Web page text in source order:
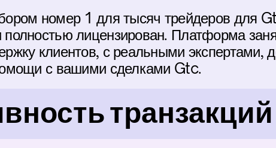
номер 1 для тысяч трейдеров для
лицензирован. Платформа
клиентов, с реальными экспертами,
с вашими сделками Gtc.
транзакций